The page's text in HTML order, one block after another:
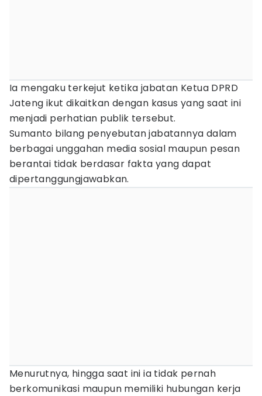
Ia mengaku terkejut ketika jabatan Ketua DPRD
Jateng ikut dikaitkan dengan kasus yang saat ini
menjadi perhatian publik tersebut.
Sumanto bilang penyebutan jabatannya dalam
berbagai unggahan media sosial maupun pesan
berantai tidak berdasar fakta yang dapat
dipertanggungjawabkan.
Menurutnya, hingga saat ini ia tidak pernah
berkomunikasi maupun memiliki hubungan kerja